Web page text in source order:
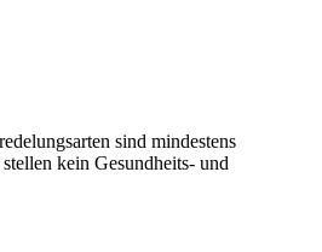
sind mindestens
kein Gesundheits- und